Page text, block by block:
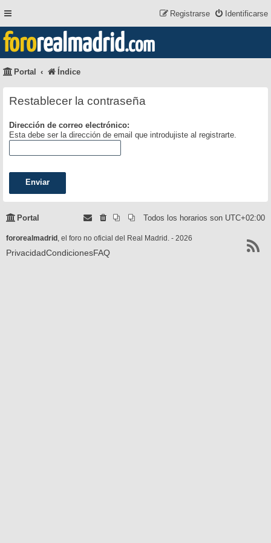
Identificarse
Registrarse
fororealmadrid.com
Portal Índice
Restablecer la contraseña
Dirección de correo electrónico:
Esta debe ser la dirección de email que introdujiste al registrarte.
Portal Todos los horarios son UTC+02:00
fororealmadrid , el foro no oficial del Real Madrid. - 2026
PrivacidadCondicionesFAQ